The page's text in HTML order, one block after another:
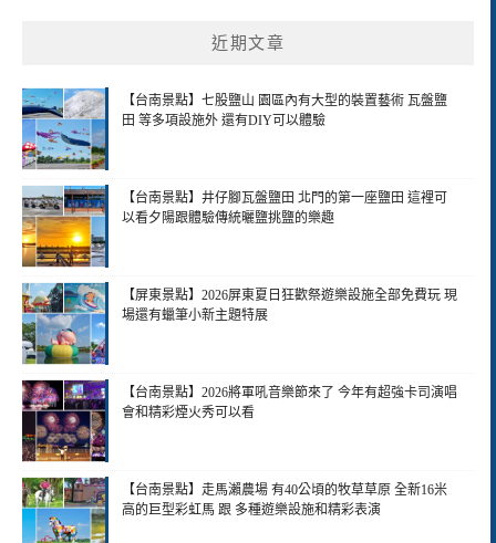
近期文章
【台南景點】七股鹽山 園區內有大型的裝置藝術 瓦盤鹽
田 等多項設施外 還有DIY可以體驗
【台南景點】井仔腳瓦盤鹽田 北門的第一座鹽田 這裡可
以看夕陽跟體驗傳統曬鹽挑鹽的樂趣
【屏東景點】2026屏東夏日狂歡祭遊樂設施全部免費玩 現
場還有蠟筆小新主題特展
【台南景點】2026將軍吼音樂節來了 今年有超強卡司演唱
會和精彩煙火秀可以看
【台南景點】走馬瀨農場 有40公頃的牧草草原 全新16米
高的巨型彩虹馬 跟 多種遊樂設施和精彩表演